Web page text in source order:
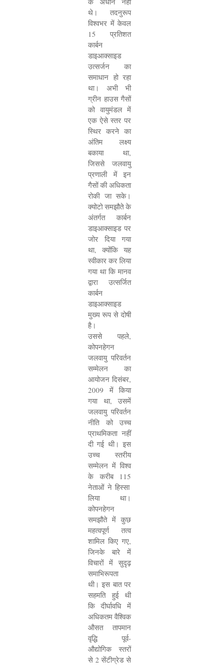
थे। तदनुरूप
विश्वभर में केवल
15 प्रतिशत
कार्बन
डाइआक्साइड
उत्सर्जन का
समाधान हो रहा
था। अभी भी
ग्रीन हाउस गैसों
को वायुमंडल में
एक ऐसे स्तर पर
स्थिर करने का
अंतिम लक्ष्य
बकाया था,
जिससे जलवायु
प्रणाली में इन
गैसों की अधिकता
रोकी जा सके।
क्योटो समझौते के
अंतर्गत कार्बन
डाइआक्साइड पर
जोर दिया गया
था, क्योंकि यह
स्वीकार कर लिया
गया था कि मानव
द्वारा उत्सर्जित
कार्बन
डाइआक्साइड
मुख्य रूप से दोषी
है।
उससे पहले,
कोपनहेगन
जलवायु परिवर्तन
सम्मेलन का
आयोजन दिसंबर,
2009 में किया
गया था, उसमें
जलवायु परिवर्तन
नीति को उच्च
प्राथमिकता नहीं
दी गई थी। इस
उच्च स्तरीय
सम्मेलन में विश्व
के करीब 115
नेताओं ने हिस्सा
लिया था।
कोपनहेगन
समझौते में कुछ
महत्वपूर्ण तत्व
शामिल किए गए,
जिनके बारे में
विचारों में सुदृढ़
समाभिरूपता
थी। इस बात पर
सहमति हुई थी
कि दीर्घावधि में
अधिकतम वैश्विक
औसत तापमान
वृद्धि पूर्व-
औद्योगिक स्तरों
से 2 सेंटीग्रेड से